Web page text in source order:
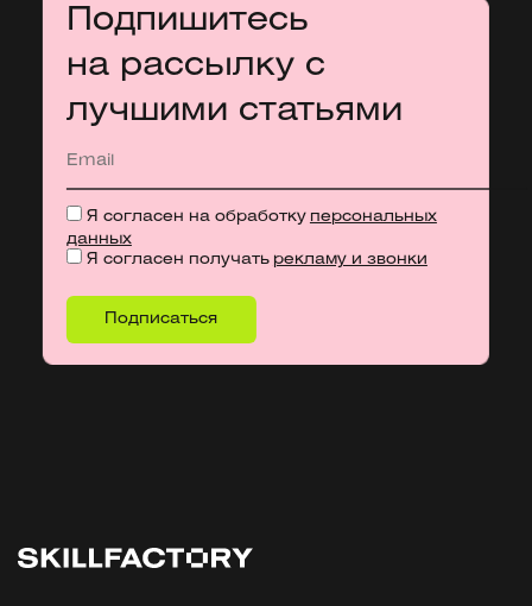
Подпишитесь
на рассылку с
лучшими статьями
Я согласен на обработку персональных
данных
Я согласен получать рекламу и звонки